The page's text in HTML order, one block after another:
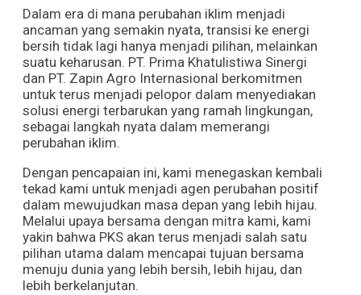
Dalam era di mana perubahan iklim menjadi
ancaman yang semakin nyata, transisi ke energi
bersih tidak lagi hanya menjadi pilihan, melainkan
suatu keharusan. PT. Prima Khatulistiwa Sinergi
dan PT. Zapin Agro Internasional berkomitmen
untuk terus menjadi pelopor dalam menyediakan
solusi energi terbarukan yang ramah lingkungan,
sebagai langkah nyata dalam memerangi
perubahan iklim.
Dengan pencapaian ini, kami menegaskan kembali
tekad kami untuk menjadi agen perubahan positif
dalam mewujudkan masa depan yang lebih hijau.
Melalui upaya bersama dengan mitra kami, kami
yakin bahwa PKS akan terus menjadi salah satu
pilihan utama dalam mencapai tujuan bersama
menuju dunia yang lebih bersih, lebih hijau, dan
lebih berkelanjutan.